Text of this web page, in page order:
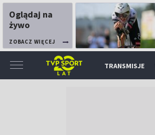
Oglądaj na
żywo
ZOBACZ WIĘCEJ
TRANSMISJE